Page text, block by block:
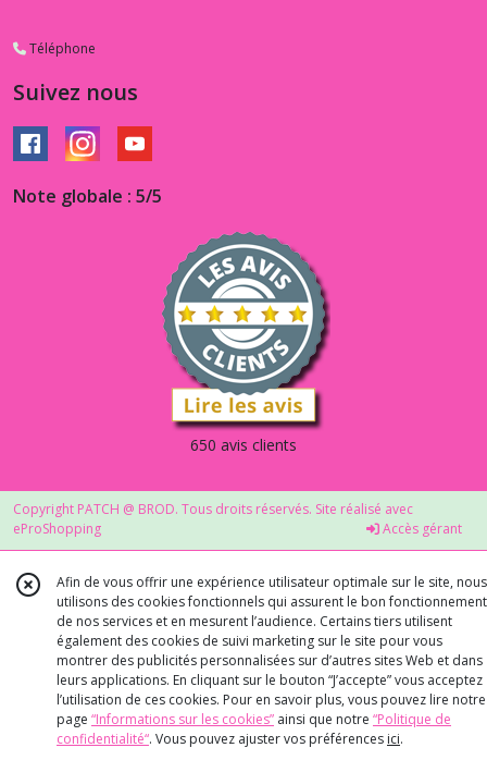
Téléphone
Suivez nous
Note globale : 5/5
650 avis clients
Copyright PATCH @ BROD. Tous droits réservés. Site réalisé avec
eProShopping
Accès gérant
Afin de vous offrir une expérience utilisateur optimale sur le site, nous
utilisons des cookies fonctionnels qui assurent le bon fonctionnement
de nos services et en mesurent l’audience. Certains tiers utilisent
également des cookies de suivi marketing sur le site pour vous
montrer des publicités personnalisées sur d’autres sites Web et dans
leurs applications. En cliquant sur le bouton “J’accepte” vous acceptez
l’utilisation de ces cookies. Pour en savoir plus, vous pouvez lire notre
page “Informations sur les cookies” ainsi que notre “Politique de
confidentialité“. Vous pouvez ajuster vos préférences ici.